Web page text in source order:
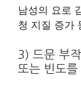
남성의 요로
청 지질 증가
3) 드문 부
또는 빈도